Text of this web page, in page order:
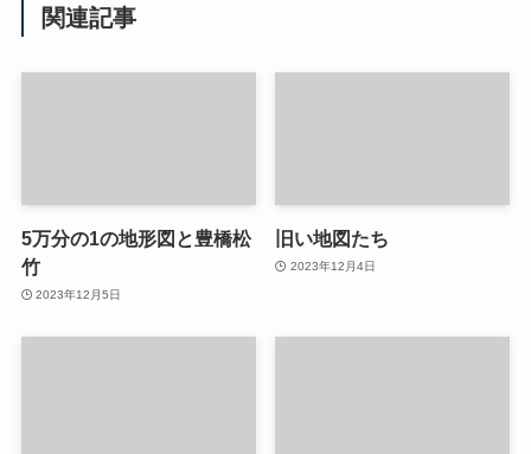
関連記事
5万分の1の地形図と豊橋松
竹
2023年12月5日
旧い地図たち
2023年12月4日